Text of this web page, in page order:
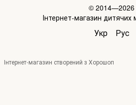
© 2014—2026
Інтернет-магазин дитячих
Укр Рус
Інтернет-магазин створений з Хорошоп